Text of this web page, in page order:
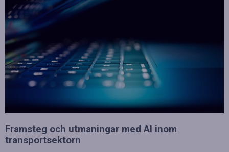
Framsteg och utmaningar med AI inom
transportsektorn